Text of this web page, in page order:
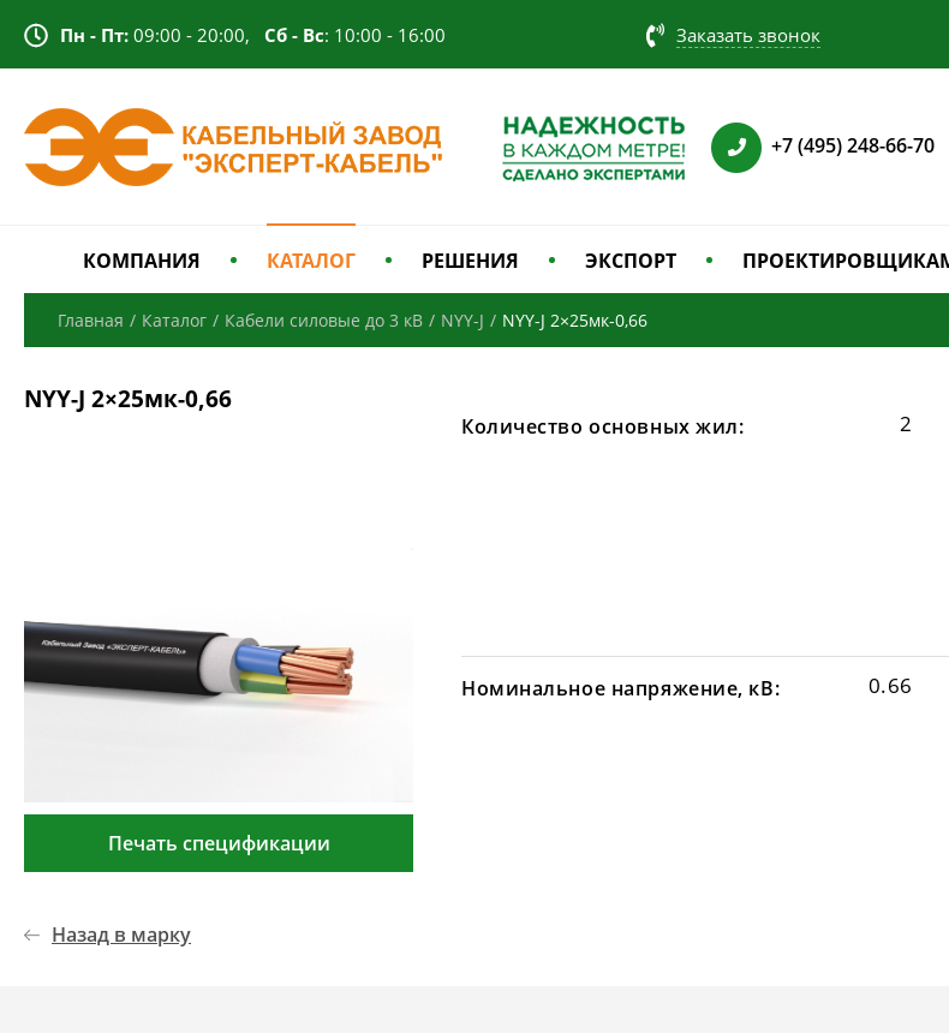
Пн - Пт: 09:00 - 20:00, Сб - Вс: 10:00 - 16:00 Заказать звонок
+7 (495) 248-66-70
КОМПАНИЯ КАТАЛОГ РЕШЕНИЯ ЭКСПОРТ
Главная / Каталог / Кабели силовые до 3 кВ / NYY-J / NYY-J 2×25мк-0,66
NYY-J 2×25мк-0,66
Печать спецификации
Количество основных жил: 2
Номинальное напряжение, кВ: 0.66
Назад в марку